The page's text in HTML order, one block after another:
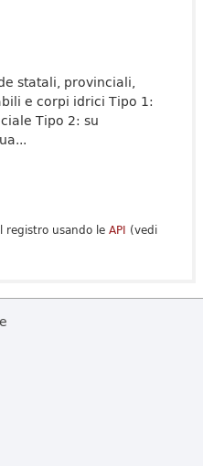
statali, provinciali,
e corpi idrici Tipo 1:
Tipo 2: su
registro usando le API (vedi